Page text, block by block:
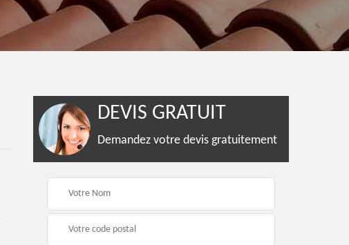
DEVIS GRATUIT
Demandez votre devis gratuitement